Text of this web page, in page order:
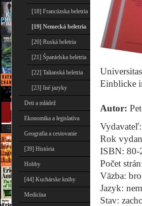
[18] Francúzska beletria
[19] Nemecká beletria
[20] Ruská beletria
[21] Španielska beletria
[22] Talianská beletria
[23] Iné jazyky
Deti a mládež
Ekonomika a legislatíva
Geografia a cestovanie
[39] História
Hobby
[44] Kuchárske knihy
Medicína
Einblicke
Autor:
Rok
ISBN: 80-
Počet
Väzba:
Jazyk:
Stav: